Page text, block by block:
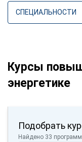
СПЕЦИАЛЬНОСТИ
Курсы
энергетике
Подобрать
Найдено 33